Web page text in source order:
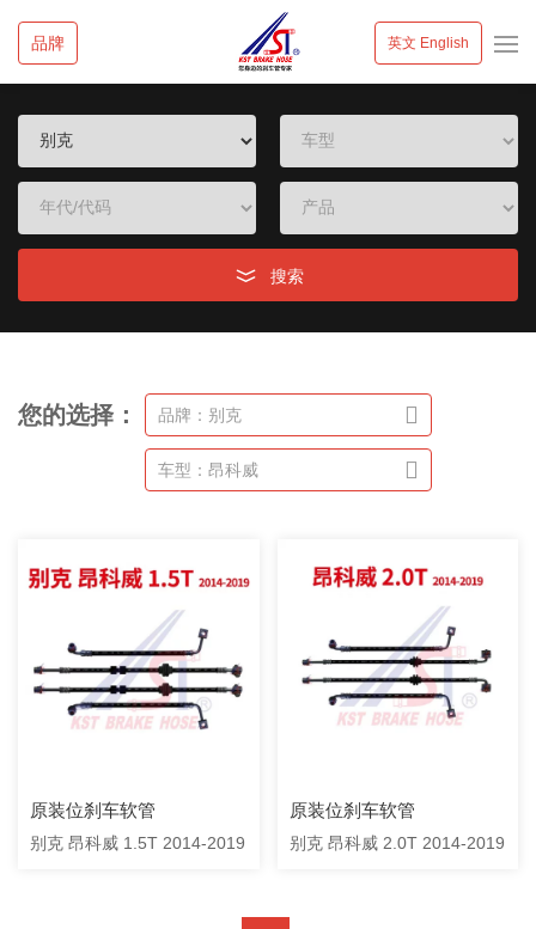
品牌 英文 English
搜索
您的选择： 品牌：别克
车型：昂科威
原装位刹车软管
别克 昂科威 1.5T 2014-2019
原装位刹车软管
别克 昂科威 2.0T 2014-2019